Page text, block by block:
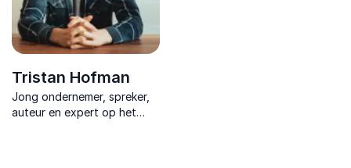
Tristan Hofman
Jong ondernemer, spreker,
auteur en expert op het